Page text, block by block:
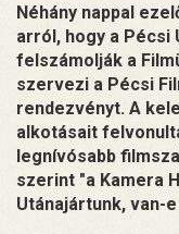
Néhány nappal
arról, hogy a Pécsi
felszámolják a
szervezi a Pécsi
rendezvényt. A
alkotásait
legnívósabb
szerint "a Kamera
Utánajártunk, van-